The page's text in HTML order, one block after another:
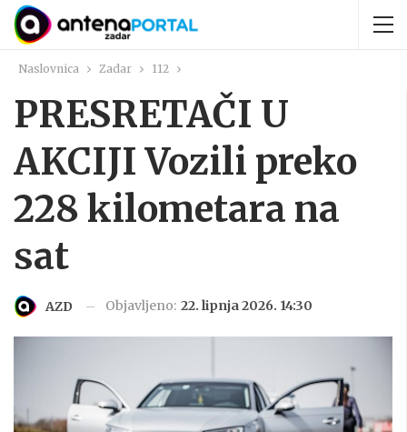
Naslovnica Zadar 112
PRESRETAČI U
AKCIJI Vozili preko
228 kilometara na
sat
AZD Objavljeno: 22. lipnja 2026. 14:30